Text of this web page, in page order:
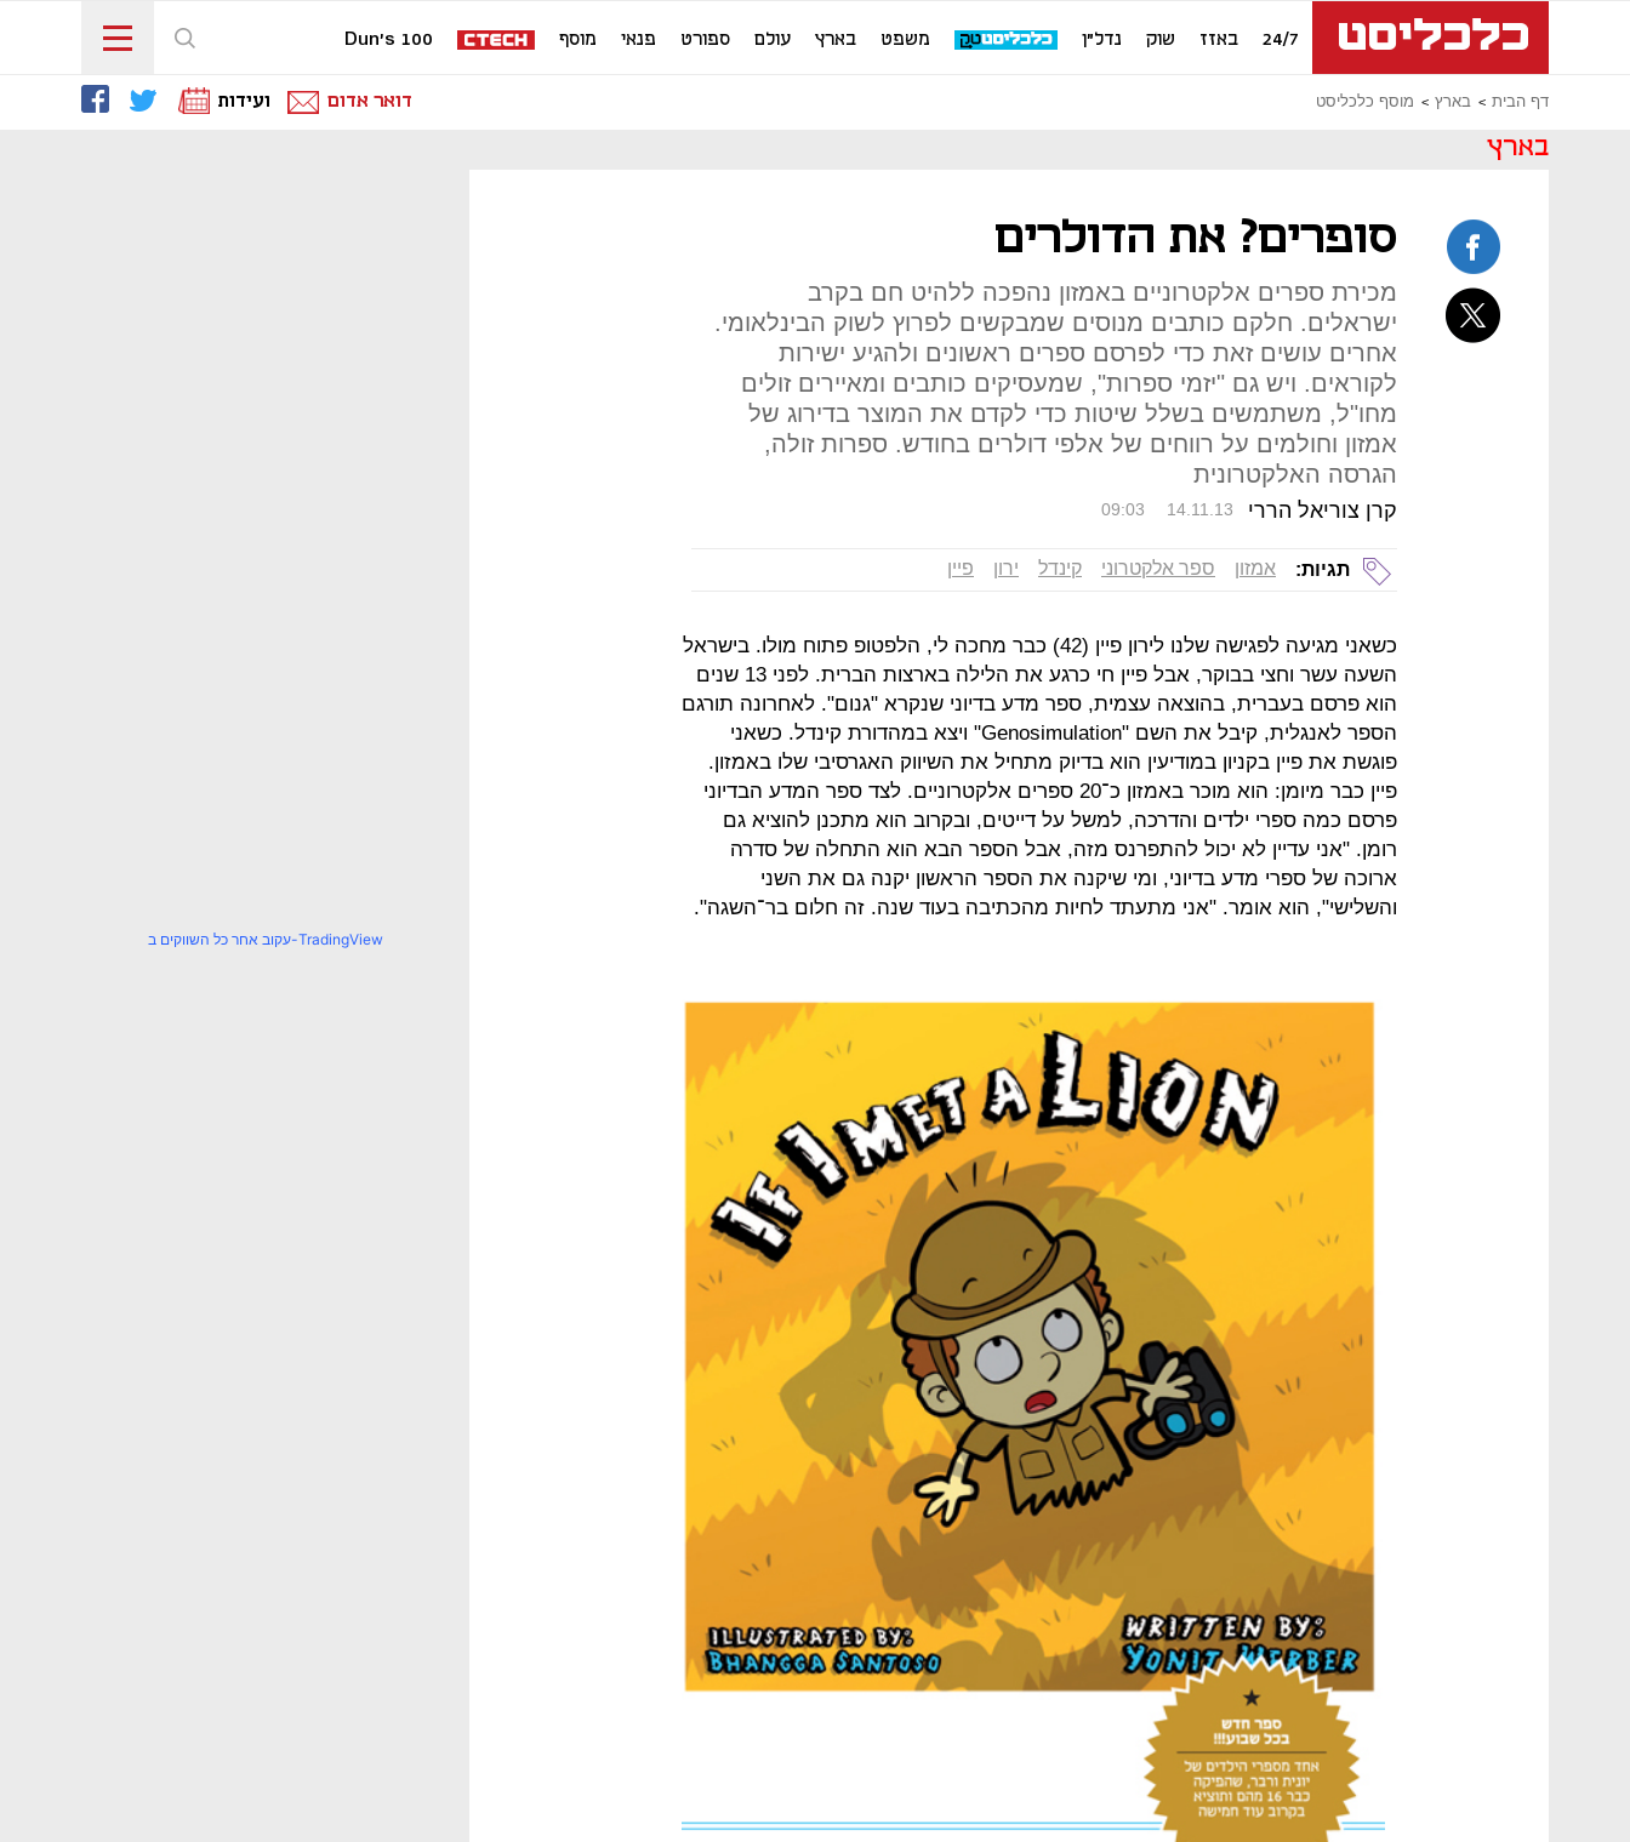
24/7 באזז שוק נדל"ן משפט בארץ עולם ספורט פנאי מוסף Dun's 100
דף הבית בארץ מוסף כלכליסט דואר אדום ועידות
בארץ
סופרים? את הדולרים
מכירת ספרים אלקטרוניים באמזון נהפכה ללהיט חם בקרב
ישראלים. חלקם כותבים מנוסים שמבקשים לפרוץ לשוק הבינלאומי.
אחרים עושים זאת כדי לפרסם ספרים ראשונים ולהגיע ישירות
לקוראים. ויש גם "יזמי ספרות", שמעסיקים כותבים ומאיירים זולים
מחו"ל, משתמשים בשלל שיטות כדי לקדם את המוצר בדירוג של
אמזון וחולמים על רווחים של אלפי דולרים בחודש. ספרות זולה,
הגרסה האלקטרונית
קרן צוריאל הררי 09:03 14.11.13
תגיות: אמזון ספר אלקטרוני קינדל ירון פיין
כשאני מגיעה לפגישה שלנו לירון פיין (42) כבר מחכה לי, הלפטופ פתוח מולו. בישראל
השעה עשר וחצי בבוקר, אבל פיין חי כרגע את הלילה בארצות הברית. לפני 13 שנים
הוא פרסם בעברית, בהוצאה עצמית, ספר מדע בדיוני שנקרא "גנום". לאחרונה תורגם
הספר לאנגלית, קיבל את השם "Genosimulation" ויצא במהדורת קינדל. כשאני
פוגשת את פיין בקניון במודיעין הוא בדיוק מתחיל את השיווק האגרסיבי שלו באמזון.
פיין כבר מיומן: הוא מוכר באמזון כ־20 ספרים אלקטרוניים. לצד ספר המדע הבדיוני
פרסם כמה ספרי ילדים והדרכה, למשל על דייטים, ובקרוב הוא מתכנן להוציא גם
רומן. "אני עדיין לא יכול להתפרנס מזה, אבל הספר הבא הוא התחלה של סדרה
ארוכה של ספרי מדע בדיוני, ומי שיקנה את הספר הראשון יקנה גם את השני
והשלישי", הוא אומר. "אני מתעתד לחיות מהכתיבה בעוד שנה. זה חלום בר־השגה".
עקוב אחר כל השווקים ב-TradingView